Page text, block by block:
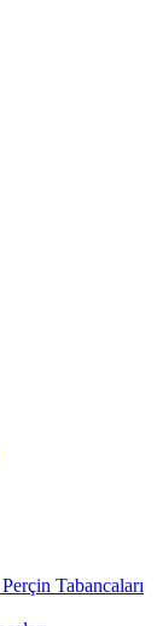
Tabancaları